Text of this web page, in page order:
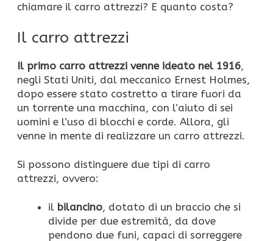
chiamare il carro attrezzi? E quanto costa?
Il carro attrezzi
Il primo carro attrezzi venne ideato nel 1916,
negli Stati Uniti, dal meccanico Ernest Holmes,
dopo essere stato costretto a tirare fuori da
un torrente una macchina, con l’aiuto di sei
uomini e l’uso di blocchi e corde. Allora, gli
venne in mente di realizzare un carro attrezzi.
Si possono distinguere due tipi di carro
attrezzi, ovvero:
il bilancino, dotato di un braccio che si
divide per due estremità, da dove
pendono due funi, capaci di sorreggere